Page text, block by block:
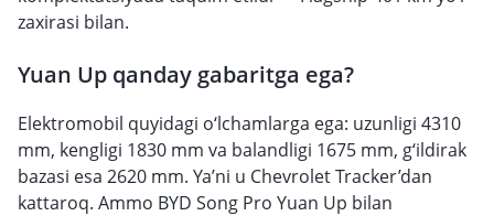
zaxirasi bilan.
Yuan Up qanday gabaritga ega?
Elektromobil quyidagi o‘lchamlarga ega: uzunligi 4310
mm, kengligi 1830 mm va balandligi 1675 mm, g‘ildirak
bazasi esa 2620 mm. Ya’ni u Chevrolet Tracker’dan
kattaroq. Ammo BYD Song Pro Yuan Up bilan